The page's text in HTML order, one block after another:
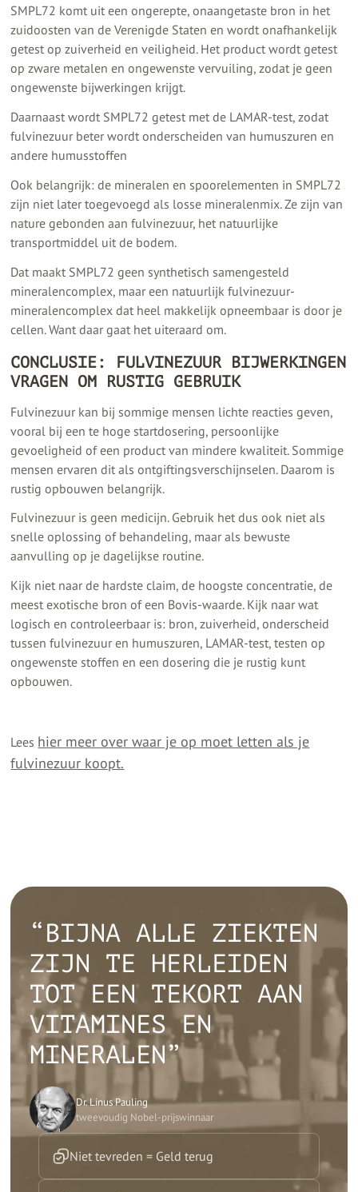
SMPL72 komt uit een ongerepte, onaangetaste bron in het
zuidoosten van de Verenigde Staten en wordt onafhankelijk
getest op zuiverheid en veiligheid. Het product wordt getest
op zware metalen en ongewenste vervuiling, zodat je geen
ongewenste bijwerkingen krijgt.
Daarnaast wordt SMPL72 getest met de LAMAR-test, zodat
fulvinezuur beter wordt onderscheiden van humuszuren en
andere humusstoffen
Ook belangrijk: de mineralen en spoorelementen in SMPL72
zijn niet later toegevoegd als losse mineralenmix. Ze zijn van
nature gebonden aan fulvinezuur, het natuurlijke
transportmiddel uit de bodem.
Dat maakt SMPL72 geen synthetisch samengesteld
mineralencomplex, maar een natuurlijk fulvinezuur-
mineralencomplex dat heel makkelijk opneembaar is door je
cellen. Want daar gaat het uiteraard om.
CONCLUSIE: FULVINEZUUR BIJWERKINGEN
VRAGEN OM RUSTIG GEBRUIK
Fulvinezuur kan bij sommige mensen lichte reacties geven,
vooral bij een te hoge startdosering, persoonlijke
gevoeligheid of een product van mindere kwaliteit. Sommige
mensen ervaren dit als ontgiftingsverschijnselen. Daarom is
rustig opbouwen belangrijk.
Fulvinezuur is geen medicijn. Gebruik het dus ook niet als
snelle oplossing of behandeling, maar als bewuste
aanvulling op je dagelijkse routine.
Kijk niet naar de hardste claim, de hoogste concentratie, de
meest exotische bron of een Bovis-waarde. Kijk naar wat
logisch en controleerbaar is: bron, zuiverheid, onderscheid
tussen fulvinezuur en humuszuren, LAMAR-test, testen op
ongewenste stoffen en een dosering die je rustig kunt
opbouwen.
Lees hier meer over waar je op moet letten als je
fulvinezuur koopt.
“BIJNA ALLE ZIEKTEN
ZIJN TE HERLEIDEN
TOT EEN TEKORT AAN
VITAMINES EN
MINERALEN”
Dr. Linus Pauling
tweevoudig Nobel-prijswinnaar
Niet tevreden = Geld terug